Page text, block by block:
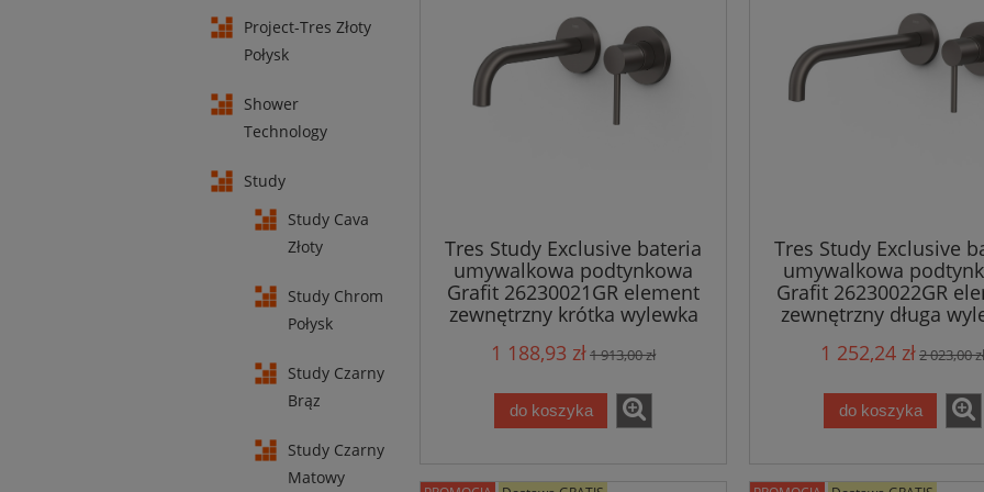
Project-Tres Złoty
Połysk
Shower
Technology
Study
Study Cava
Złoty
Study Chrom
Połysk
Study Czarny
Brąz
Study Czarny
Matowy
Tres Study Exclusive bateria
umywalkowa podtynkowa
Grafit 26230021GR element
zewnętrzny krótka wylewka
1 188,93 zł1 913,00 zł
do koszyka
Tres Study Exclusive
umywalkowa
Grafit 26230022GR
zewnętrzny długa
1 252,24 zł2 023,00 zł
do koszyka